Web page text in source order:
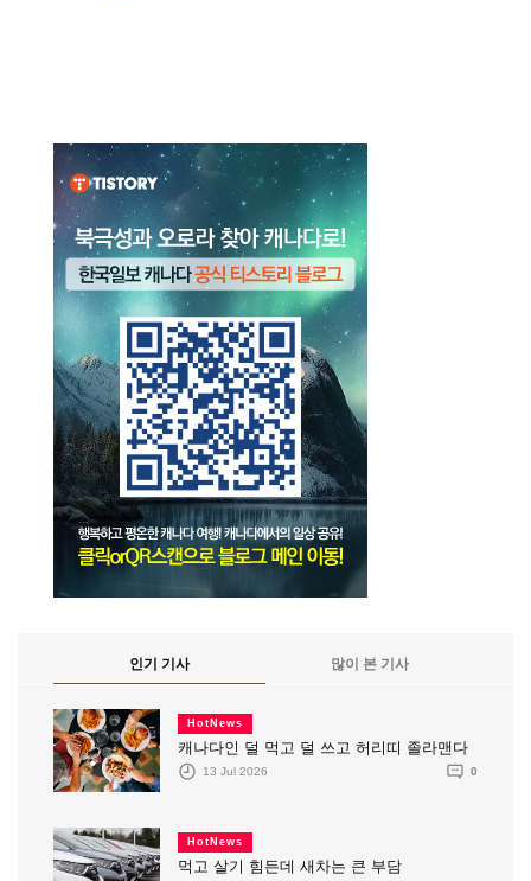
인기 기사 많이 본 기사
HotNews
캐나다인 덜 먹고 덜 쓰고 허리띠 졸라맨다
13 Jul 2026 0
HotNews
먹고 살기 힘든데 새차는 큰 부담